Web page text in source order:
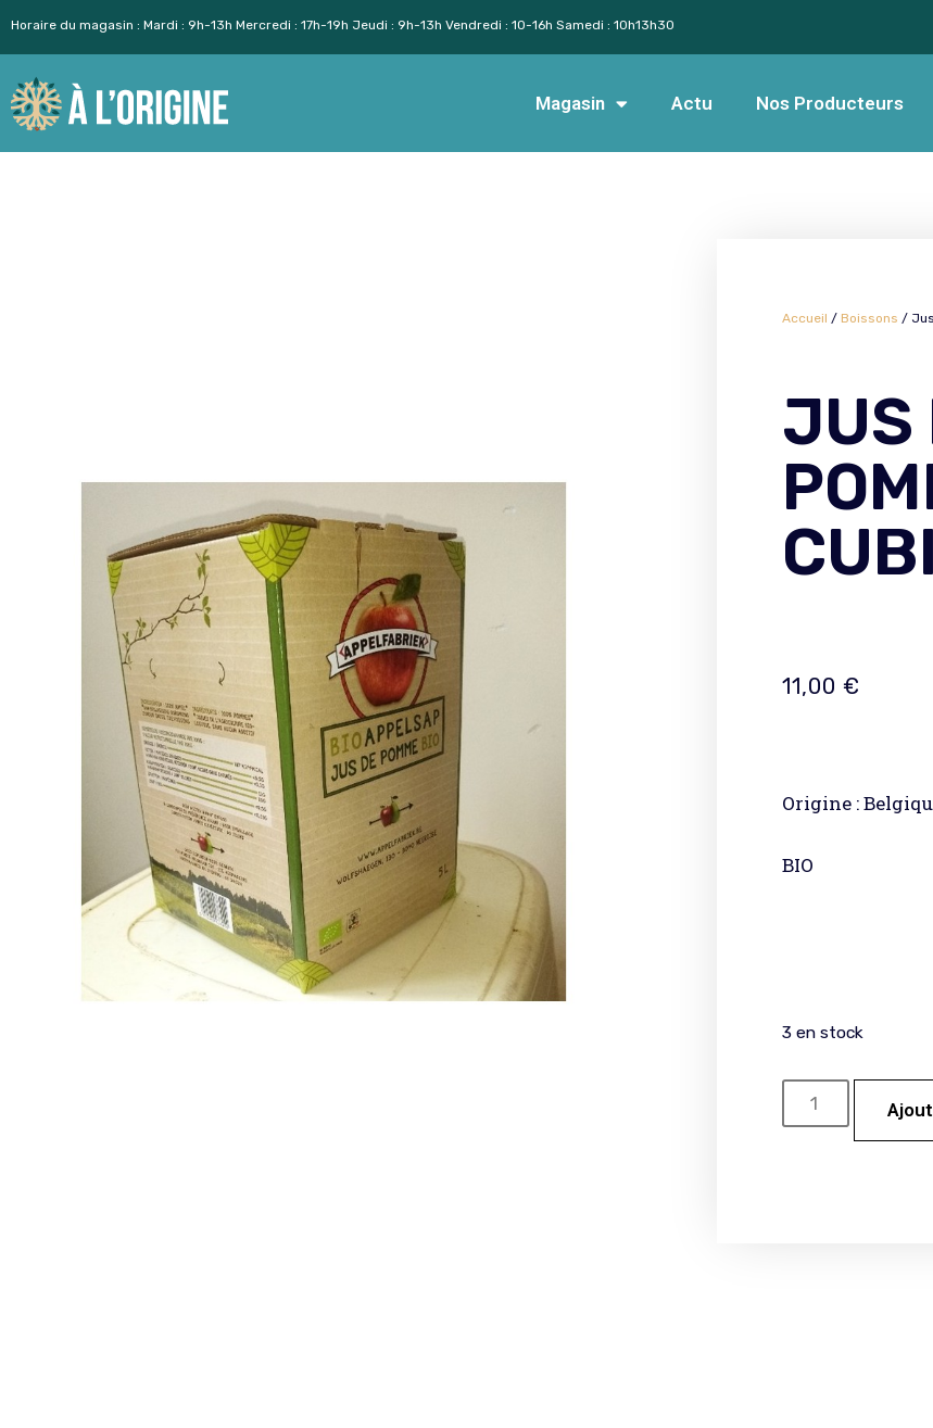
Aller
au
contenu
Horaire du magasin : Mardi : 9h-13h Mercredi : 17h-19h Jeudi : 9h-13h Vendredi : 10-16h Samedi : 10h13h30
Magasin Actu Nos Producteurs
Accueil / Boissons /
JUS
11,00 €
Origine :
BIO
3 en stock